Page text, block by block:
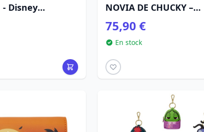
Disney
el
NOVIA DE CHUCKY –
LOUNGEFLY UNIVERSAL
75,90 €
En stock